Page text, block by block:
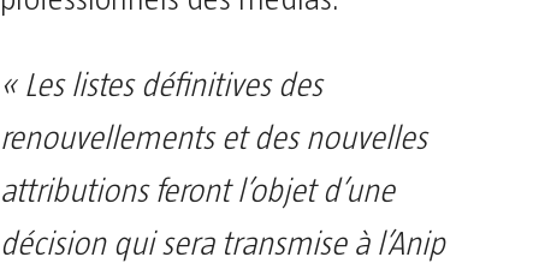
« Les listes définitives des
renouvellements et des nouvelles
attributions feront l’objet d’une
décision qui sera transmise à l’Anip